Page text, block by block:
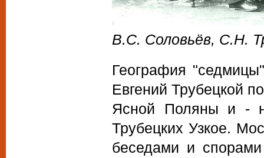
В.С. Соловьёв, С.Н.
География
Евгений Трубецкой
Ясной Поляны и -
Трубецких Узкое.
беседами и